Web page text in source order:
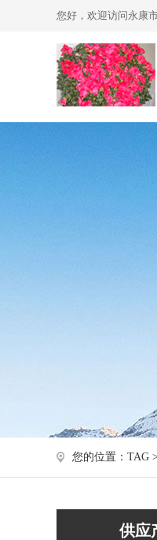
您好，欢迎访问永康
您的位置：TAG
供应